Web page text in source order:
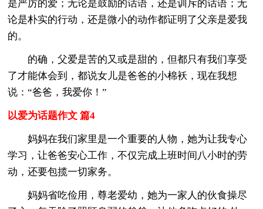
是严厉的爱；无论是鼓励的话语，还是训斥的话语；无
论是朴实的行动，还是微小的动作都证明了父亲是爱我
的。
的确，父爱是苦的又或是甜的，但都只有我们享受
了才能体会到，都说女儿是爸爸的小棉袄，现在我想
说：“爸爸，我爱你！”
以爱为话题作文 篇4
妈妈在我们家里是一个重要的人物，她为让我专心
学习，让爸爸安心工作，不仅完成上班时间八小时的劳
动，还要包揽一切家务。
妈妈省吃俭用，尊老爱幼，她为一家人的伙食操尽